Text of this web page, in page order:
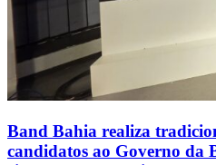
Band Bahia realiza
candidatos ao Governo da